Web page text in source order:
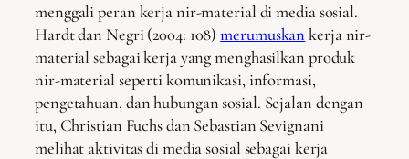
menggali peran kerja nir-material di media sosial.
Hardt dan Negri (2004: 108)merumuskan kerja nir-
material sebagai kerja yang menghasilkan produk
nir-material seperti komunikasi, informasi,
pengetahuan, dan hubungan sosial. Sejalan dengan
itu, Christian Fuchs dan Sebastian Sevignani
melihat aktivitas di media sosial sebagai kerja